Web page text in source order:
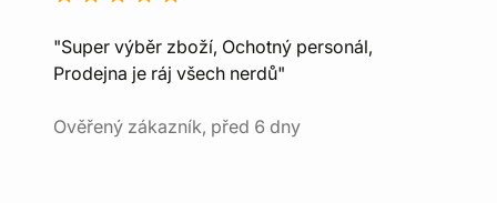
"Super výběr zboží, Ochotný personál,
Prodejna je ráj všech nerdů"
Ověřený zákazník, před 6 dny